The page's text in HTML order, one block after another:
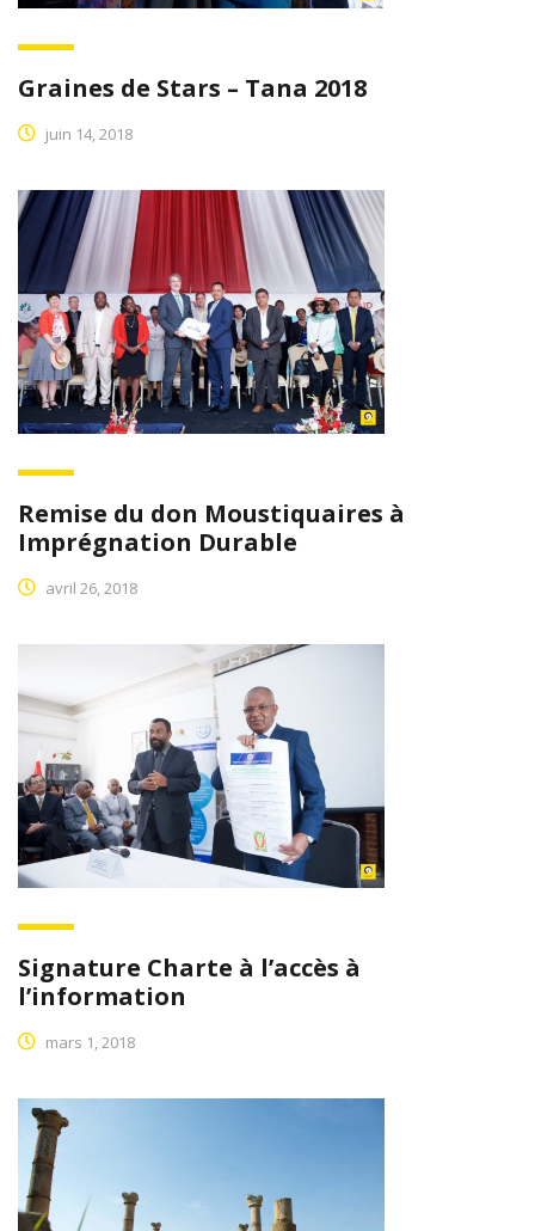
Graines de Stars – Tana 2018
juin 14, 2018
Remise du don Moustiquaires à
Imprégnation Durable
avril 26, 2018
Signature Charte à l’accès à
l’information
mars 1, 2018